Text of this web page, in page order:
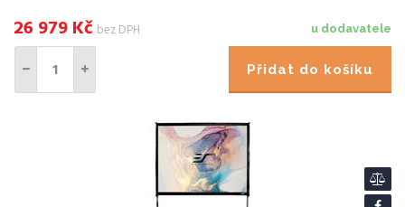
u dodavatele
26 979Kč bez DPH
Přidat do košíku